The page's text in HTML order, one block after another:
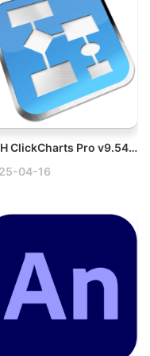
NCH ClickCharts Pro v9.54+ Mac思维导图绘制工具破解版
04-16